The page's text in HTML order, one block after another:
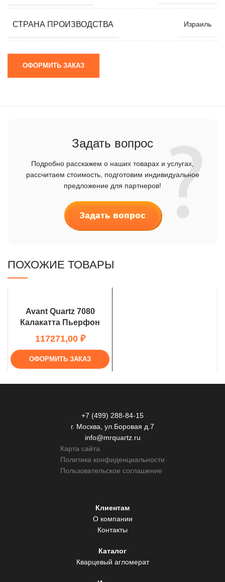
СТРАНА ПРОИЗВОДСТВА Израиль
ОФОРМИТЬ ЗАКАЗ
Задать вопрос
Подробно расскажем о наших товарах и услугах,
рассчитаем стоимость, подготовим индивидуальное
предложение для партнеров!
Задать вопрос
ПОХОЖИЕ ТОВАРЫ
Avant Quartz 7080
Калакатта Пьерфон
₽
ОФОРМИТЬ ЗАКАЗ
+7 (499) 288-84-15
г. Москва, ул.Боровая д.7
info@mrquartz.ru
Карта сайта
Политика конфиденциальности
Пользовательское соглашение
Клиентам
О компании
Контакты
Каталог
Кварцевый агломерат